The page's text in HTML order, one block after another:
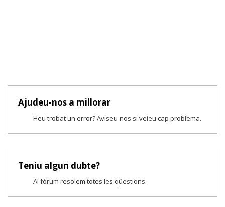
Ajudeu-nos a millorar
Heu trobat un error? Aviseu-nos si veieu cap problema.
Teniu algun dubte?
Al fòrum resolem totes les qüestions.